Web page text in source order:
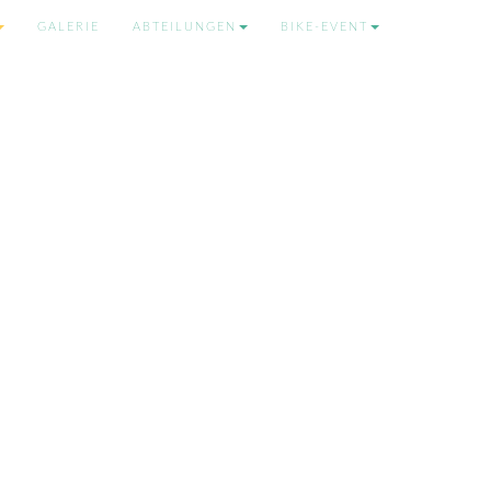
GALERIE ABTEILUNGEN BIKE-EVENT